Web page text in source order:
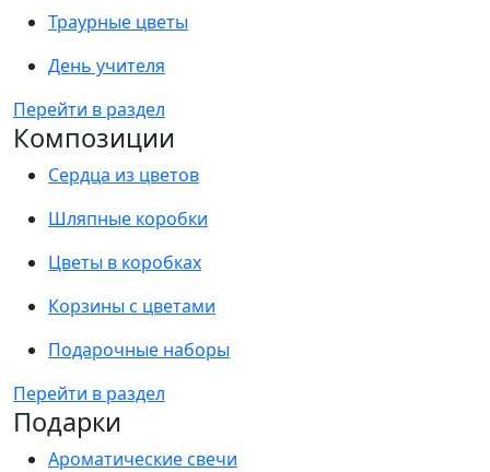
Траурные цветы
День учителя
Перейти в раздел
Композиции
Сердца из цветов
Шляпные коробки
Цветы в коробках
Корзины с цветами
Подарочные наборы
Перейти в раздел
Подарки
Ароматические свечи